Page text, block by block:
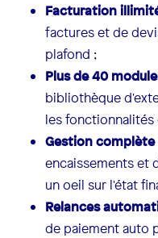
Facturation
factures et de
plafond ;
Plus de 40
bibliothèque
les fonctionnalités
Gestion
encaissements et
un oeil sur l'état
Relances
de paiement auto